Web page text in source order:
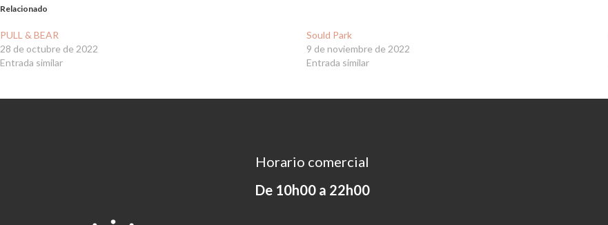
Relacionado
PULL & BEAR
28 de octubre de 2022
Entrada similar
Sould Park
9 de noviembre de 2022
Entrada similar
Horario comercial
De 10h00 a 22h00